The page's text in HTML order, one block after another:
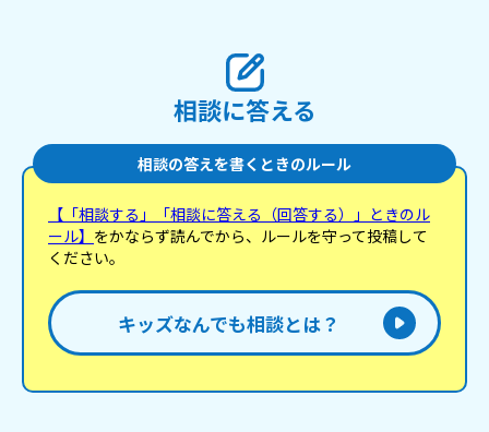
相談に答える
相談の答えを書くときのルール
【「相談する」「相談に答える（回答する）」ときのル
ール】 をかならず読んでから、ルールを守って投稿して
ください。
キッズなんでも相談とは？